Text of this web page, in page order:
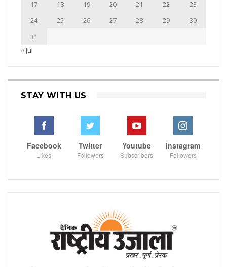
17
18 19 20 21 22
23
24
25 26 27 28 29
30
31
« Jul
STAY WITH US
Facebook
Likes
Twitter
Followers
Youtube
Subscribers
Instagram
Followers